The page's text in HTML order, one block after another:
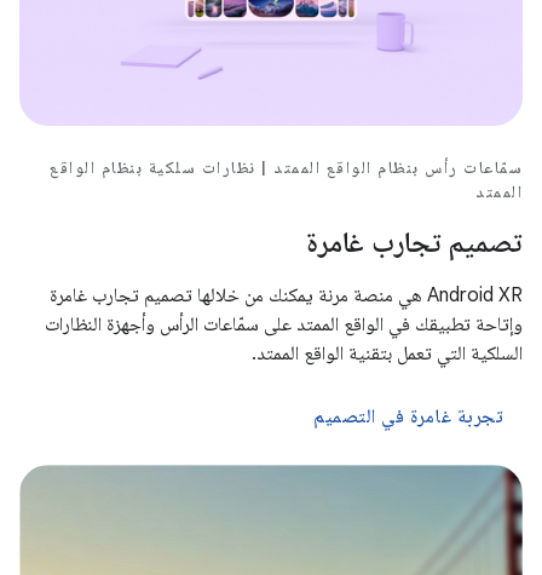
سمّاعات رأس بنظام الواقع الممتد | نظارات سلكية بنظام الواقع
الممتد
تصميم تجارب غامرة
‫Android XR هي منصة مرنة يمكنك من خلالها تصميم تجارب غامرة
وإتاحة تطبيقك في الواقع الممتد على سمّاعات الرأس وأجهزة النظارات
السلكية التي تعمل بتقنية الواقع الممتد.
تجربة غامرة في التصميم